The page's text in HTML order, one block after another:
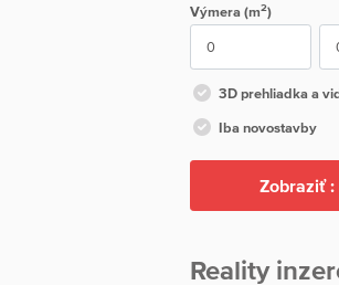
Výmera (m2)
3D prehliadka a
Iba novostavby
Zobraziť :
Reality